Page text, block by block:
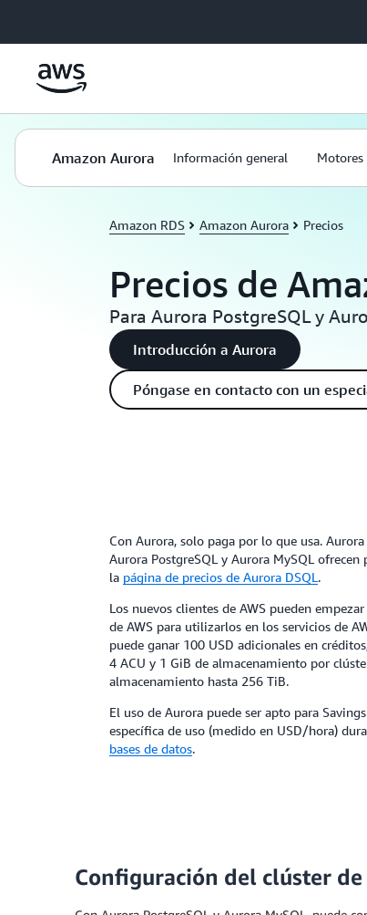
Amazon Aurora Información general Motores
Amazon RDS Amazon Aurora Precios
Precios de
Para Aurora PostgreSQL y
Introducción a Aurora
Póngase en contacto con un
Con Aurora, solo paga por lo que usa.
Aurora PostgreSQL y Aurora MySQL
la página de precios de Aurora DSQL .
Los nuevos clientes de AWS pueden
de AWS para utilizarlos en los servicios de
puede ganar 100 USD adicionales en
4 ACU y 1 GiB de almacenamiento por
almacenamiento hasta 256 TiB.
El uso de Aurora puede ser apto para
específica de uso (medido en USD/hora)
bases de datos.
Configuración del clúster